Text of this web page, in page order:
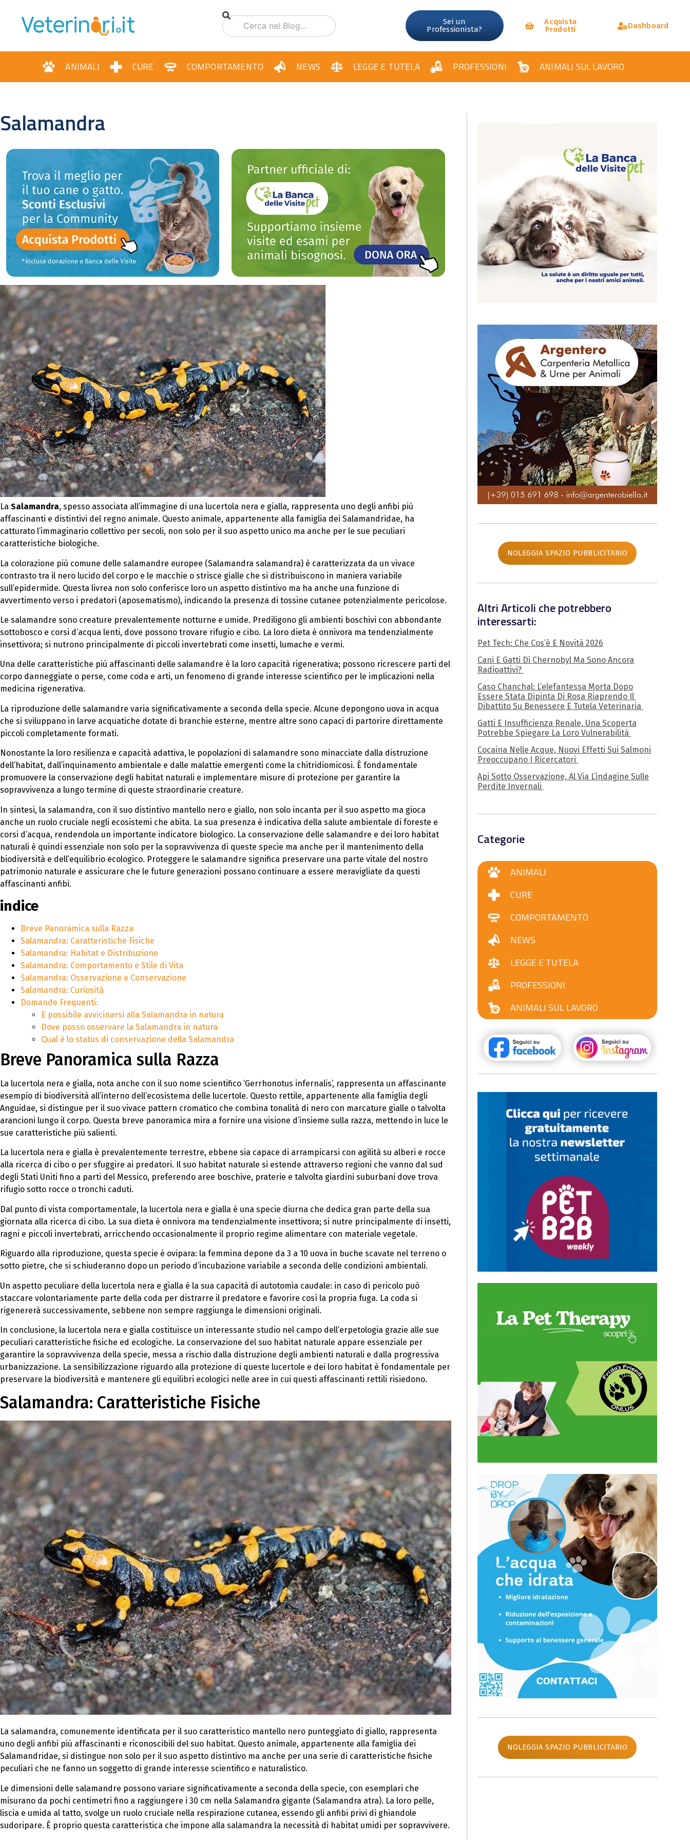
Sei un
Professionista?
Acquista
Prodotti
Dashboard
ANIMALI CURE COMPORTAMENTO NEWS LEGGE E TUTELA PROFESSIONI ANIMALI SUL LAVORO
Salamandra
La Salamandra, spesso associata all’immagine di una lucertola nera e gialla, rappresenta uno degli anfibi più
affascinanti e distintivi del regno animale. Questo animale, appartenente alla famiglia dei Salamandridae, ha
catturato l’immaginario collettivo per secoli, non solo per il suo aspetto unico ma anche per le sue peculiari
caratteristiche biologiche.
La colorazione più comune delle salamandre europee (Salamandra salamandra) è caratterizzata da un vivace
contrasto tra il nero lucido del corpo e le macchie o strisce gialle che si distribuiscono in maniera variabile
sull’epidermide. Questa livrea non solo conferisce loro un aspetto distintivo ma ha anche una funzione di
avvertimento verso i predatori (aposematismo), indicando la presenza di tossine cutanee potenzialmente pericolose.
Le salamandre sono creature prevalentemente notturne e umide. Prediligono gli ambienti boschivi con abbondante
sottobosco e corsi d’acqua lenti, dove possono trovare rifugio e cibo. La loro dieta è onnivora ma tendenzialmente
insettivora; si nutrono principalmente di piccoli invertebrati come insetti, lumache e vermi.
Una delle caratteristiche più affascinanti delle salamandre è la loro capacità rigenerativa; possono ricrescere parti del
corpo danneggiate o perse, come coda e arti, un fenomeno di grande interesse scientifico per le implicazioni nella
medicina rigenerativa.
La riproduzione delle salamandre varia significativamente a seconda della specie. Alcune depongono uova in acqua
che si sviluppano in larve acquatiche dotate di branchie esterne, mentre altre sono capaci di partorire direttamente
piccoli completamente formati.
Nonostante la loro resilienza e capacità adattiva, le popolazioni di salamandre sono minacciate dalla distruzione
dell’habitat, dall’inquinamento ambientale e dalle malattie emergenti come la chitridiomicosi. È fondamentale
promuovere la conservazione degli habitat naturali e implementare misure di protezione per garantire la
sopravvivenza a lungo termine di queste straordinarie creature.
In sintesi, la salamandra, con il suo distintivo mantello nero e giallo, non solo incanta per il suo aspetto ma gioca
anche un ruolo cruciale negli ecosistemi che abita. La sua presenza è indicativa della salute ambientale di foreste e
corsi d’acqua, rendendola un importante indicatore biologico. La conservazione delle salamandre e dei loro habitat
naturali è quindi essenziale non solo per la sopravvivenza di queste specie ma anche per il mantenimento della
biodiversità e dell’equilibrio ecologico. Proteggere le salamandre significa preservare una parte vitale del nostro
patrimonio naturale e assicurare che le future generazioni possano continuare a essere meravigliate da questi
affascinanti anfibi.
indice
Breve Panoramica sulla Razza
Salamandra: Caratteristiche Fisiche
Salamandra: Habitat e Distribuzione
Salamandra: Comportamento e Stile di Vita
Salamandra: Osservazione e Conservazione
Salamandra: Curiosità
Domande Frequenti:
E possibile avvicinarsi alla Salamandra in natura
Dove posso osservare la Salamandra in natura
Qual è lo status di conservazione della Salamandra
Breve Panoramica sulla Razza
La lucertola nera e gialla, nota anche con il suo nome scientifico ‘Gerrhonotus infernalis’, rappresenta un affascinante
esempio di biodiversità all’interno dell’ecosistema delle lucertole. Questo rettile, appartenente alla famiglia degli
Anguidae, si distingue per il suo vivace pattern cromatico che combina tonalità di nero con marcature gialle o talvolta
arancioni lungo il corpo. Questa breve panoramica mira a fornire una visione d’insieme sulla razza, mettendo in luce le
sue caratteristiche più salienti.
La lucertola nera e gialla è prevalentemente terrestre, ebbene sia capace di arrampicarsi con agilità su alberi e rocce
alla ricerca di cibo o per sfuggire ai predatori. Il suo habitat naturale si estende attraverso regioni che vanno dal sud
degli Stati Uniti fino a parti del Messico, preferendo aree boschive, praterie e talvolta giardini suburbani dove trova
rifugio sotto rocce o tronchi caduti.
Dal punto di vista comportamentale, la lucertola nera e gialla è una specie diurna che dedica gran parte della sua
giornata alla ricerca di cibo. La sua dieta è onnivora ma tendenzialmente insettivora; si nutre principalmente di insetti,
ragni e piccoli invertebrati, arricchendo occasionalmente il proprio regime alimentare con materiale vegetale.
Riguardo alla riproduzione, questa specie è ovipara: la femmina depone da 3 a 10 uova in buche scavate nel terreno o
sotto pietre, che si schiuderanno dopo un periodo d’incubazione variabile a seconda delle condizioni ambientali.
Un aspetto peculiare della lucertola nera e gialla è la sua capacità di autotomia caudale: in caso di pericolo può
staccare volontariamente parte della coda per distrarre il predatore e favorire così la propria fuga. La coda si
rigenererà successivamente, sebbene non sempre raggiunga le dimensioni originali.
In conclusione, la lucertola nera e gialla costituisce un interessante studio nel campo dell’erpetologia grazie alle sue
peculiari caratteristiche fisiche ed ecologiche. La conservazione del suo habitat naturale appare essenziale per
garantire la sopravvivenza della specie, messa a rischio dalla distruzione degli ambienti naturali e dalla progressiva
urbanizzazione. La sensibilizzazione riguardo alla protezione di queste lucertole e dei loro habitat è fondamentale per
preservare la biodiversità e mantenere gli equilibri ecologici nelle aree in cui questi affascinanti rettili risiedono.
Salamandra: Caratteristiche Fisiche
La salamandra, comunemente identificata per il suo caratteristico mantello nero punteggiato di giallo, rappresenta
uno degli anfibi più affascinanti e riconoscibili del suo habitat. Questo animale, appartenente alla famiglia dei
Salamandridae, si distingue non solo per il suo aspetto distintivo ma anche per una serie di caratteristiche fisiche
peculiari che ne fanno un soggetto di grande interesse scientifico e naturalistico.
Le dimensioni delle salamandre possono variare significativamente a seconda della specie, con esemplari che
misurano da pochi centimetri fino a raggiungere i 30 cm nella Salamandra gigante (Salamandra atra). La loro pelle,
liscia e umida al tatto, svolge un ruolo cruciale nella respirazione cutanea, essendo gli anfibi privi di ghiandole
sudoripare. È proprio questa caratteristica che impone alla salamandra la necessità di habitat umidi per sopravvivere.
NOLEGGIA SPAZIO PUBBLICITARIO
Altri Articoli che potrebbero
interessarti:
Pet Tech: Che Cos’è E Novità 2026
Cani E Gatti Di Chernobyl Ma Sono Ancora
Radioattivi?
Caso Chanchal: L’elefantessa Morta Dopo
Essere Stata Dipinta Di Rosa Riaprendo Il
Dibattito Su Benessere E Tutela Veterinaria
Gatti E Insufficienza Renale, Una Scoperta
Potrebbe Spiegare La Loro Vulnerabilità
Cocaina Nelle Acque, Nuovi Effetti Sui Salmoni
Preoccupano I Ricercatori
Api Sotto Osservazione, Al Via L’indagine Sulle
Perdite Invernali
Categorie
ANIMALI
CURE
COMPORTAMENTO
NEWS
LEGGE E TUTELA
PROFESSIONI
ANIMALI SUL LAVORO
NOLEGGIA SPAZIO PUBBLICITARIO